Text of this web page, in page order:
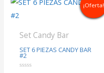
¡Oferta!
Set Candy Bar
SET 6 PIEZAS CANDY BAR
#2